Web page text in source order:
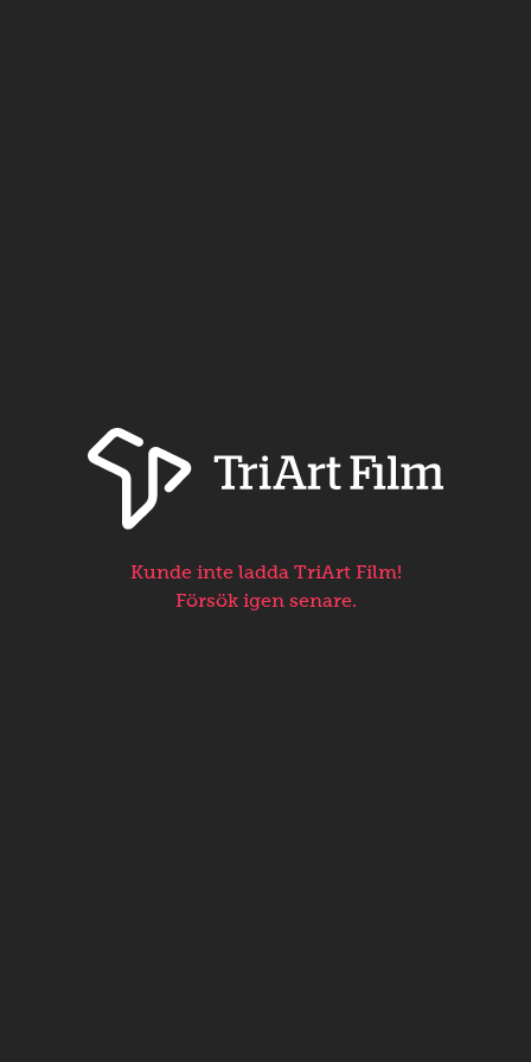
Kunde inte ladda TriArt Film!
Försök igen senare.